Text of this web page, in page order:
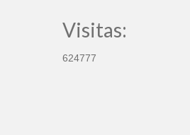
Visitas:
624777